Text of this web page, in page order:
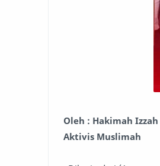
Oleh : Hakimah Izzah
Aktivis Muslimah